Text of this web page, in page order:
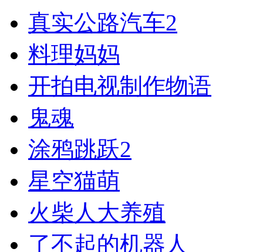
真实公路汽车2
料理妈妈
开拍电视制作物语
鬼魂
涂鸦跳跃2
星空猫萌
火柴人大养殖
了不起的机器人